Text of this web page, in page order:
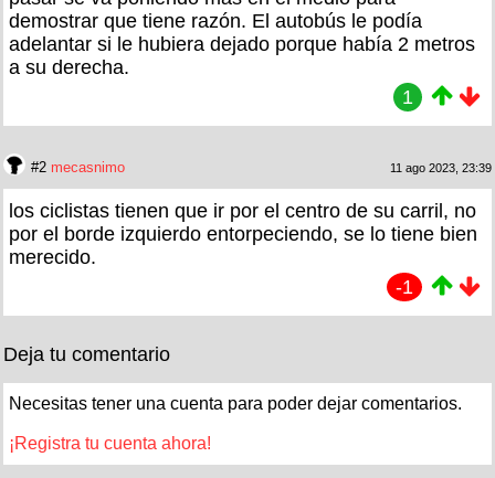
demostrar que tiene razón. El autobús le podía
adelantar si le hubiera dejado porque había 2 metros
a su derecha.
1
#2 mecasnimo 11 ago 2023, 23:39
los ciclistas tienen que ir por el centro de su carril, no
por el borde izquierdo entorpeciendo, se lo tiene bien
merecido.
-1
Deja tu comentario
Necesitas tener una cuenta para poder dejar comentarios.
¡Registra tu cuenta ahora!